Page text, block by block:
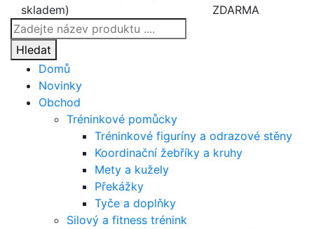
skladem)
ZDARMA
Products
search
Hledat
Domů
Novinky
Obchod
Tréninkové pomůcky
Tréninkové figuríny a odrazové stěny
Koordinační žebříky a kruhy
Mety a kužely
Překážky
Tyče a doplňky
Silový a fitness trénink